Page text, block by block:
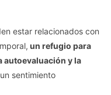
estar relacionados con
un refugio para
autoevaluación y la
sentimiento